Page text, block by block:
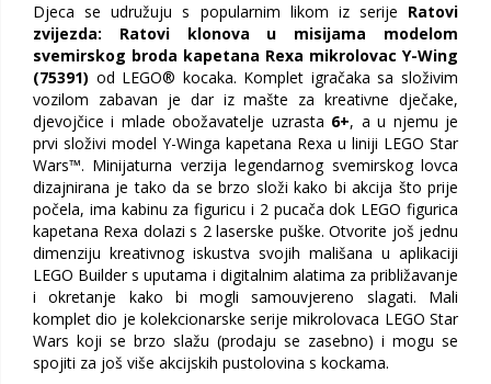
Djeca se udružuju s popularnim likom iz serije Ratovi
zvijezda: Ratovi klonova u misijama modelom
svemirskog broda kapetana Rexa mikrolovac Y-Wing
(75391) od LEGO® kocaka. Komplet igračaka sa složivim
vozilom zabavan je dar iz mašte za kreativne dječake,
djevojčice i mlade obožavatelje uzrasta 6+, a u njemu je
prvi složivi model Y-Winga kapetana Rexa u liniji LEGO Star
Wars™. Minijaturna verzija legendarnog svemirskog lovca
dizajnirana je tako da se brzo složi kako bi akcija što prije
počela, ima kabinu za figuricu i 2 pucača dok LEGO figurica
kapetana Rexa dolazi s 2 laserske puške. Otvorite još jednu
dimenziju kreativnog iskustva svojih mališana u aplikaciji
LEGO Builder s uputama i digitalnim alatima za približavanje
i okretanje kako bi mogli samouvjereno slagati. Mali
komplet dio je kolekcionarske serije mikrolovaca LEGO Star
Wars koji se brzo slažu (prodaju se zasebno) i mogu se
spojiti za još više akcijskih pustolovina s kockama.